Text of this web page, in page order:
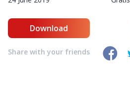
Download
Share with your friends